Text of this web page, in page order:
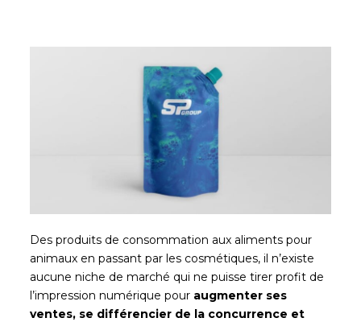
Des produits de consommation aux aliments pour
animaux en passant par les cosmétiques, il n’existe
aucune niche de marché qui ne puisse tirer profit de
l’impression numérique pour augmenter ses
ventes, se différencier de la concurrence et